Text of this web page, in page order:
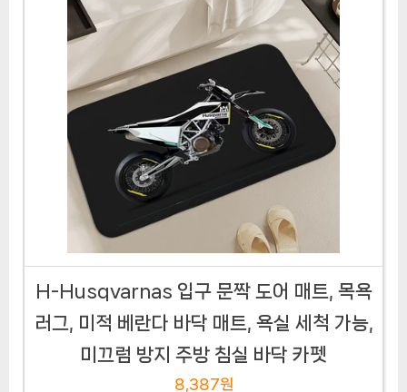
H-Husqvarnas 입구 문짝 도어 매트, 목욕
러그, 미적 베란다 바닥 매트, 욕실 세척 가능,
미끄럼 방지 주방 침실 바닥 카펫
8,387원